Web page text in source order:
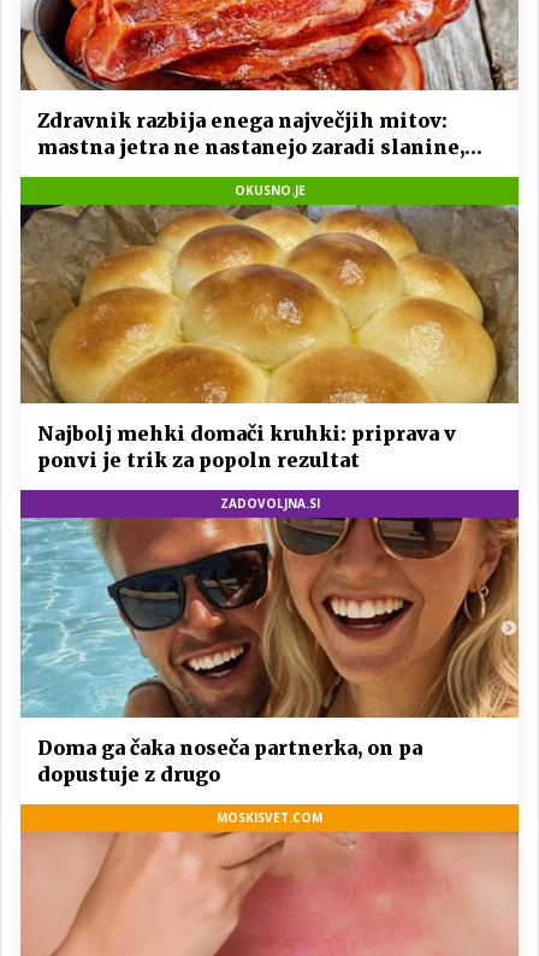
Zdravnik razbija enega največjih mitov:
mastna jetra ne nastanejo zaradi slanine,
temveč zaradi živila, ki ga imamo vsi radi
OKUSNO.JE
Najbolj mehki domači kruhki: priprava v
ponvi je trik za popoln rezultat
ZADOVOLJNA.SI
Doma ga čaka noseča partnerka, on pa
dopustuje z drugo
MOSKISVET.COM